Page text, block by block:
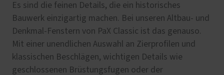
Es sind die feinen Details, die ein historisches
Bauwerk einzigartig machen. Bei unseren Altbau- und
Denkmal-Fenstern von PaX Classic ist das genauso.
Mit einer unendlichen Auswahl an Zierprofilen und
klassischen Beschlägen, wichtigen Details wie
geschlossenen Brüstungsfugen oder der